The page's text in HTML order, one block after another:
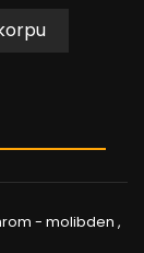
- molibden ,